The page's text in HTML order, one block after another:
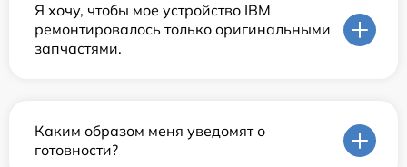
Я хочу, чтобы мое устройство IBM
ремонтировалось только оригинальными
запчастями.
Каким образом меня уведомят о
готовности?